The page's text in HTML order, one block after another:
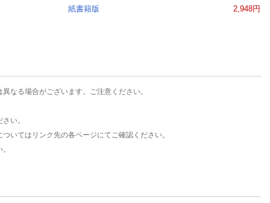
紙書籍版 2,948円
なる場合がございます。ご注意ください。
い。
いてはリンク先の各ページにてご確認ください。